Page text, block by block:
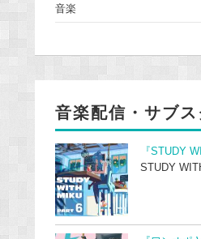
音楽
音楽配信・サブス
『STUDY
STUDY